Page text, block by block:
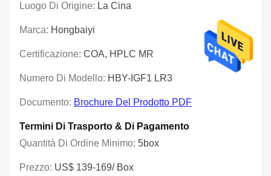
Luogo Di Origine: La Cina
Marca: Hongbaiyi
Certificazione: COA, HPLC MR
Numero Di Modello: HBY-IGF1 LR3
Documento: Brochure Del Prodotto PDF
Termini Di Trasporto & Di Pagamento
Quantità Di Ordine Minimo: 5box
Prezzo: US$ 139-169/ Box